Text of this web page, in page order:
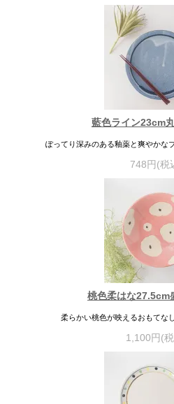
藍色ライン23cm
ぽってり深みのある釉薬と爽やかな
748円(税
桃色柔はな27.5cm
柔らかい桃色が映えるおもてな
1,100円(